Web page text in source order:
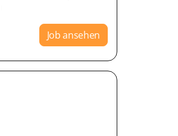
Job ansehen